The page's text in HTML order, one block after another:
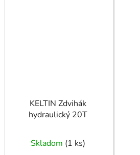
KELTIN Zdvihák
hydraulický 20T
Skladom (1 ks)